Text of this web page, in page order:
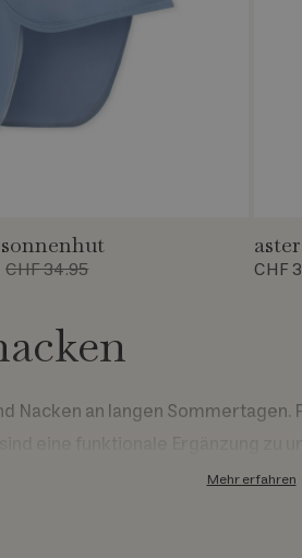
CHF 34.95 CHF
Mehr erfahren
Nacken an langen